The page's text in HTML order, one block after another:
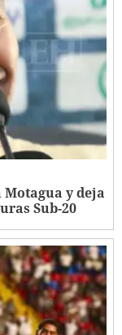
Motagua y deja
Sub-20